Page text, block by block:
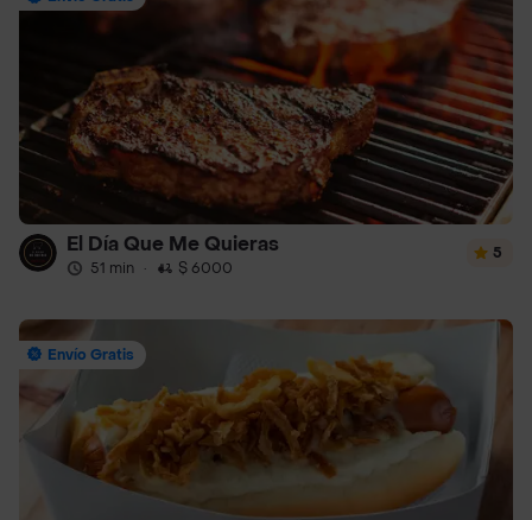
El Día Que Me Quieras
51 min · $ 6000
5
Envío Gratis